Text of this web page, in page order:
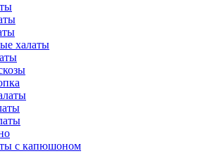
халаты
с капюшоном